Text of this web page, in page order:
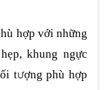
hợp với những
khung ngực
tượng phù hợp